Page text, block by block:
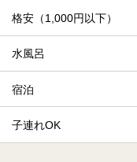
格安（1,000円以下）
水風呂
宿泊
子連れOK